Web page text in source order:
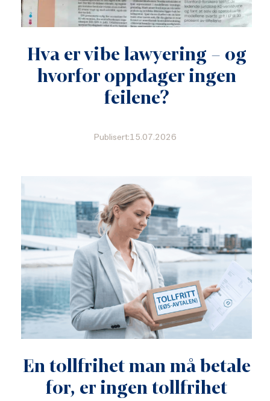
Hva er vibe lawyering – og
hvorfor oppdager ingen
feilene?
Publisert:15.07.2026
En tollfrihet man må betale
for, er ingen tollfrihet